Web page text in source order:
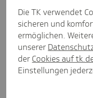
Zur Sache:
tenz
entlasten
Inter­view aus Hamburg
Presse und Politik
Die TK verwendet
sicheren und
ermöglichen.
unserer
der Cookies auf
Einstellungen